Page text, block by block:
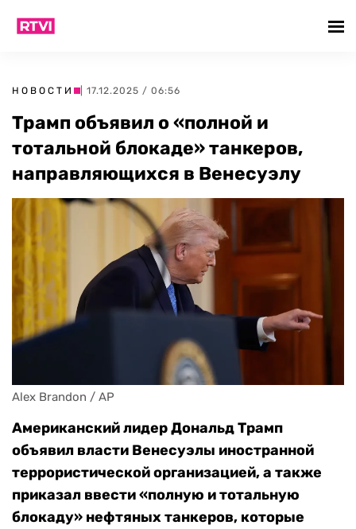
НОВОСТИ | 17.12.2025 / 06:56
Трамп объявил о «полной и
тотальной блокаде» танкеров,
направляющихся в Венесуэлу
Alex Brandon / AP
Американский лидер Дональд Трамп
объявил власти Венесуэлы иностранной
террористической организацией, а также
приказал ввести «полную и тотальную
блокаду» нефтяных танкеров, которые